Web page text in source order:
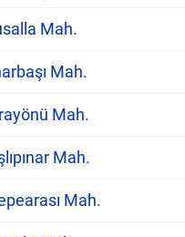
Mah.
Mah.
Mah.
Mah.
Mah.